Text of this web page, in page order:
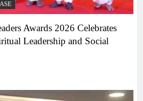
Awards 2026 Celebrates
Leadership and Social